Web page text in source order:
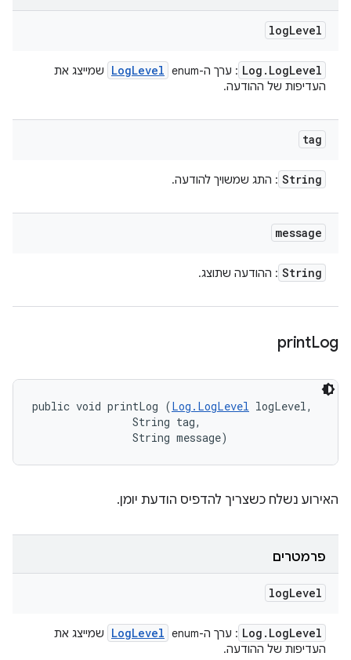
logLevel
Log . LogLevel : ערך ה-enum ‏ LogLevel
שמייצג את
העדיפות של ההודעה.
tag
String : התג שמשויך להודעה.
message
String : ההודעה שתוצג.
printLog
public void printLog (Log.LogLevel logLevel,
                String tag,
                String message)
האירוע נשלח כשצריך להדפיס הודעת יומן.
פרמטרים
logLevel
Log . LogLevel : ערך ה-enum ‏ LogLevel
שמייצג את
העדיפות של ההודעה.